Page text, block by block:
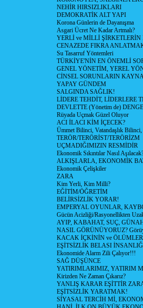
NEHİR HIRSIZLIKLARI
DEMOKRATİK ALT YAPI
Korona Günlerin de Dayanışma
Asgari Ücret Ne Kadar Artmalı?
YERLİ ve MİLLİ
CENAZEDE FIKRA
Su Tasarruf Yöntemleri
TÜRKİYE'NİN EN ÖNEMLİ
GENEL YÖNETİM, YEREL
CİNSEL SORUNLARIN
YAPAY GÜNDEM
SALGINDA SAĞLIK!
LİDERE TEHDİT, LİDERLERE
DEVLETTE (Yönetim de)
Rüyada Uçmak Güzel Oluyor
ACI İLACI KİM İÇECEK?
Ümmet Bilinci, Vatandaşlık
TERÖR/TERÖRİST/TERÖRİZM
UÇMADIĞIMIZIN RESMİDİR
Ekonomik Sıkıntılar Nasıl
ALKIŞLARLA, EKONOMİK
Ekonomik Çelişkiler
ZARA
Kim Yerli, Kim Milli?
EĞİTİM/ÖĞRETİM
BELİRSİZLİK YORAR!
EMPERYAL OYUNLAR,
Gücün Acizliği/Rasyonellikten
AYIP, KABAHAT, SUÇ,
NASIL GÖRÜNÜYORUZ?
KACAK İÇKİNİN ve
EŞİTSİZLİK BELASI
Ekonomide Alarm Zili Çalıyor!!!
SAĞ DÜŞÜNCE
YATIRIMLARIMIZ, YATIRIM
Kirizden Ne Zaman Çıkarız?
YANLIŞ KARAR EŞİTTİR
EŞİTSİZLİK YARATMAK!
SİYASAL TERCİH Mİ,